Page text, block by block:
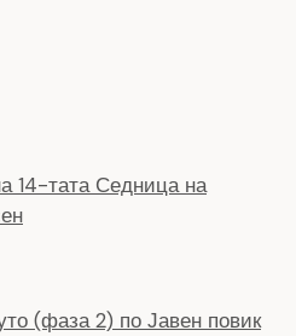
14-тата Седница на
(фаза 2) по Јавен повик